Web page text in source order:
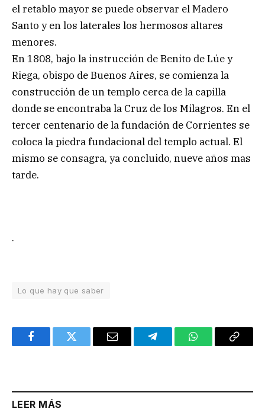
el retablo mayor se puede observar el Madero
Santo y en los laterales los hermosos altares
menores.
En 1808, bajo la instrucción de Benito de Lúe y
Riega, obispo de Buenos Aires, se comienza la
construcción de un templo cerca de la capilla
donde se encontraba la Cruz de los Milagros. En el
tercer centenario de la fundación de Corrientes se
coloca la piedra fundacional del templo actual. El
mismo se consagra, ya concluido, nueve años mas
tarde.
.
Lo que hay que saber
FacebookTwitter Email TelegramWhatsAppCopy
LEER MÁS